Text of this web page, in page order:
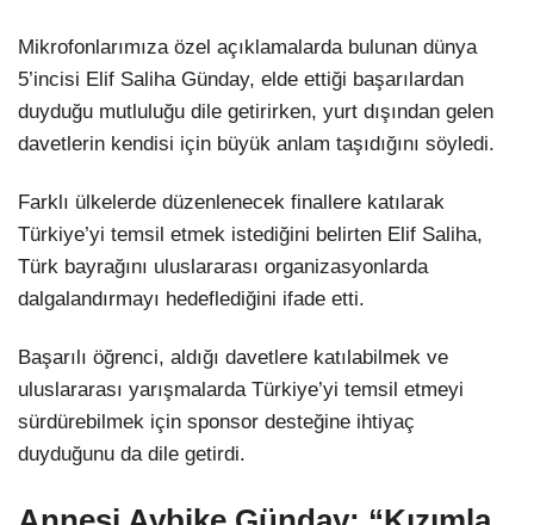
Mikrofonlarımıza özel açıklamalarda bulunan dünya
5’incisi Elif Saliha Günday, elde ettiği başarılardan
duyduğu mutluluğu dile getirirken, yurt dışından gelen
davetlerin kendisi için büyük anlam taşıdığını söyledi.
Farklı ülkelerde düzenlenecek finallere katılarak
Türkiye’yi temsil etmek istediğini belirten Elif Saliha,
Türk bayrağını uluslararası organizasyonlarda
dalgalandırmayı hedeflediğini ifade etti.
Başarılı öğrenci, aldığı davetlere katılabilmek ve
uluslararası yarışmalarda Türkiye’yi temsil etmeyi
sürdürebilmek için sponsor desteğine ihtiyaç
duyduğunu da dile getirdi.